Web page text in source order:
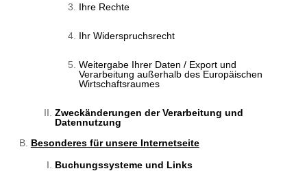
Ihre Rechte
Ihr Widerspruchsrecht
Weitergabe Ihrer Daten / Export und
Verarbeitung außerhalb des Europäischen
Wirtschaftsraumes
Zweckänderungen der Verarbeitung und
Datennutzung
Besonderes für unsere Internetseite
Buchungssysteme und Links